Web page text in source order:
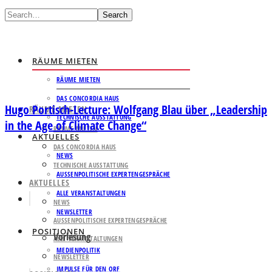
Search
RÄUME MIETEN
RÄUME MIETEN
DAS CONCORDIA HAUS
TECHNISCHE AUSSTATTUNG
AKTUELLES
NEWS
AUSSENPOLITISCHE EXPERTENGESPRÄCHE
ALLE VERANSTALTUNGEN
NEWSLETTER
POSITIONEN
MEDIENPOLITIK
IMPULSE FÜR DEN ORF
RÄUME MIETEN
RÄUME MIETEN
DAS CONCORDIA HAUS
TECHNISCHE AUSSTATTUNG
AKTUELLES
NEWS
AUSSENPOLITISCHE EXPERTENGESPRÄCHE
ALLE VERANSTALTUNGEN
NEWSLETTER
Hugo Portisch-Lecture: Wolfgang Blau über „Leadership
in the Age of Climate Change“
Vorlesung